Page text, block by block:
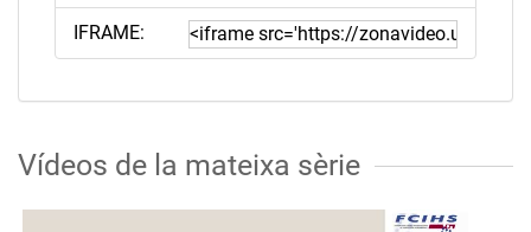
IFRAME:
Vídeos de la mateixa sèrie